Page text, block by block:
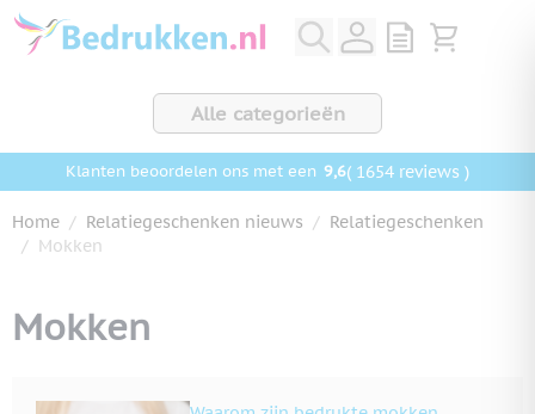
Ga naar de inhoud
View quote,
Bekijk
Alle categorieën
Klanten beoordelen ons met een 9,6( 1654 reviews )
Home / Relatiegeschenken nieuws / Relatiegeschenken
/ Mokken
Mokken